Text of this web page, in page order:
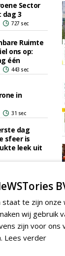
Sector
dag 3
727 sec
Ruimte
ons op:
één
443 sec
in
31 sec
dag
sfeer is
leek uit
van
Vakbeurs
en
staat te zijn onze
wij gebruik
zijn voor ons
Lees verder